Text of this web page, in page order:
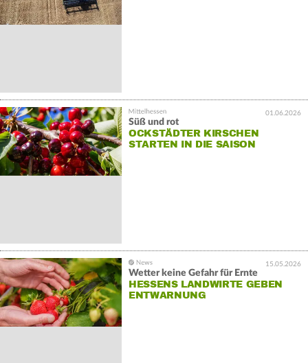
01.06.2026
Süß und rot
OCKSTÄDTER KIRSCHEN
STARTEN IN DIE SAISON
15.05.2026
Wetter keine Gefahr für Ernte
HESSENS LANDWIRTE GEBEN
ENTWARNUNG